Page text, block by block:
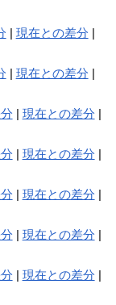
| 現在との差分|
| 現在との差分|
| 現在との差分|
| 現在との差分|
| 現在との差分|
| 現在との差分|
| 現在との差分|